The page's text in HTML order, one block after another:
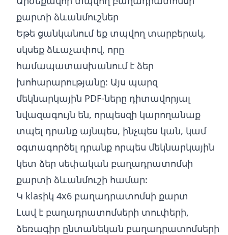
քարտի ձևանմուշներ
Եթե ցանկանում եք տպվող տարբերակ,
սկսեք ձևաչափով, որը
համապատասխանում է ձեր
խոհարարությանը: Այս պարզ
մեկնարկային PDF-ները դիտավորյալ
նվազագույն են, որպեսզի կարողանաք
տպել դրանք այնպես, ինչպես կան, կամ
օգտագործել դրանք որպես մեկնարկային
կետ ձեր սեփական բաղադրատոմսի
քարտի ձևանմուշի համար:
Կ klasիկ 4x6 բաղադրատոմսի քարտ
Լավ է բաղադրատոմսերի տուփերի,
ձեռագիր ընտանեկան բաղադրատոմսերի